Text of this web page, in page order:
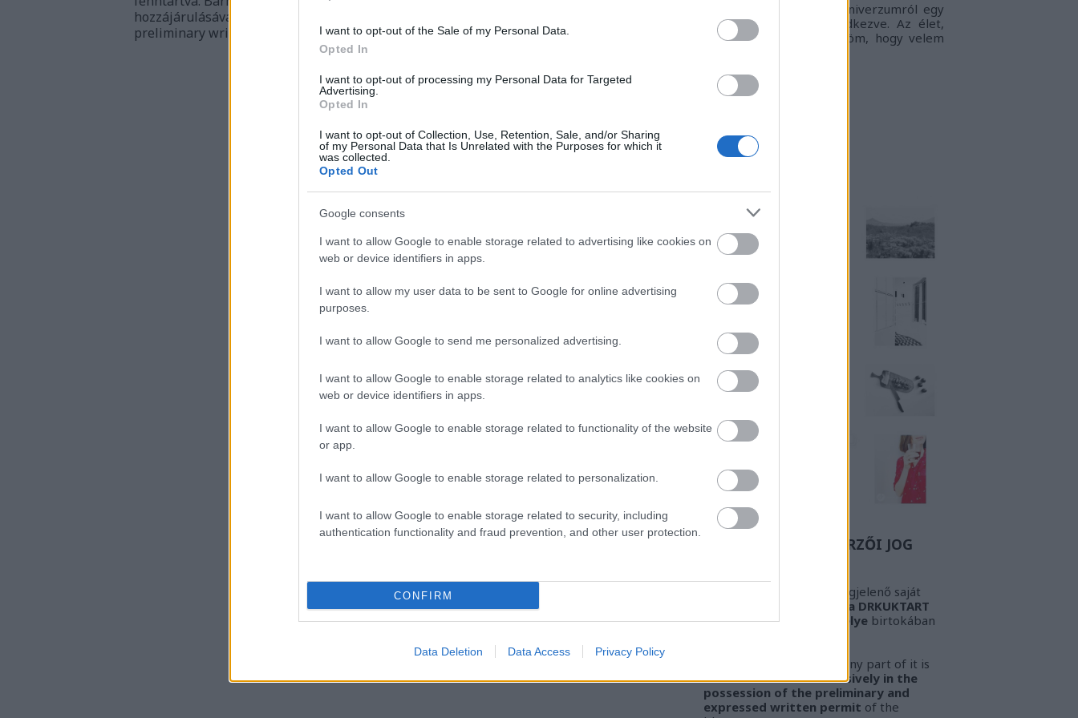
I want to opt-out of the Sale of my Personal Data.
Opted In
I want to opt-out of processing my Personal Data for Targeted
Advertising.
Opted In
I want to opt-out of Collection, Use, Retention, Sale, and/or Sharing
of my Personal Data that Is Unrelated with the Purposes for which it
was collected.
Opted Out
Google consents
I want to allow Google to enable storage related to advertising like cookies on
web or device identifiers in apps.
I want to allow my user data to be sent to Google for online advertising
purposes.
I want to allow Google to send me personalized advertising.
I want to allow Google to enable storage related to analytics like cookies on
web or device identifiers in apps.
I want to allow Google to enable storage related to functionality of the website
or app.
I want to allow Google to enable storage related to personalization.
I want to allow Google to enable storage related to security, including
authentication functionality and fraud prevention, and other user protection.
CONFIRM
Data Deletion Data Access Privacy Policy
hozzájárulásával engedélyezett.⎪All rights reserved. Do not use or reproduce without
preliminary written permission.
nagyvilágban, a táguló univerzumról egy
pillanatra sem megfeledkezve. Az élet,
ahogy én látom.
Köszönöm, hogy velem
DRKUKTA
AZ A BIZONYOS SZERZŐI JOG
FIGYELEM! Az oldalon megjelenő saját
kizárólag a DRKUKTART
előzetes írásbeli engedélye birtokában
This work or any part of it is
allowed to be usedexclusively in the
possession of the preliminary and
expressed written permit of the